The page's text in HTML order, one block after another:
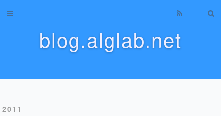
blog.alglab.net
2011
Home
Tags